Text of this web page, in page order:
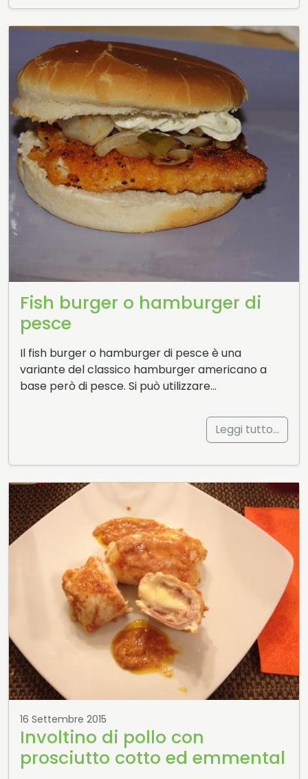
Fish burger o hamburger di
pesce
Il fish burger o hamburger di pesce è una
variante del classico hamburger americano a
base però di pesce. Si può utilizzare…
Leggi tutto…
16 Settembre 2015
Involtino di pollo con
prosciutto cotto ed emmental